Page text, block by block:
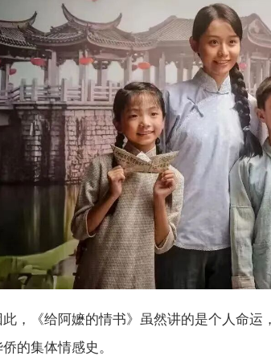
此，《给阿嬷的情书》虽然讲的是个人命
的集体情感史。